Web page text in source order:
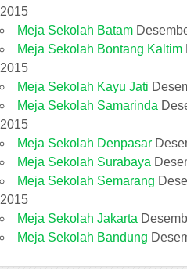
2015
Meja Sekolah Batam
Meja Sekolah Bontang Kaltim
2015
Meja Sekolah Kayu Jati
Meja Sekolah Samarinda
2015
Meja Sekolah Denpasar
Meja Sekolah Surabaya
Meja Sekolah Semarang
2015
Meja Sekolah Jakarta
Meja Sekolah Bandung